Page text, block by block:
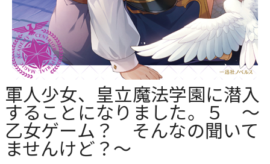
軍人少女、皇立魔法学園に潜入
することになりました。５ ～
乙女ゲーム？ そんなの聞いて
ませんけど？～